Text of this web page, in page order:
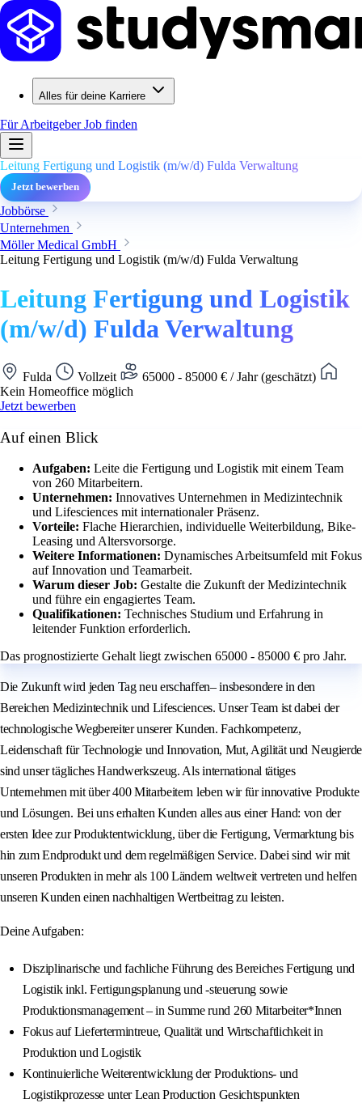
Alles für deine Karriere
Für ArbeitgeberJob finden
Leitung Fertigung und Logistik (m/w/d) Fulda Verwaltung
Jetzt bewerben
Jobbörse
Unternehmen
Möller Medical GmbH
Leitung Fertigung und Logistik (m/w/d) Fulda Verwaltung
Leitung Fertigung und Logistik
(m/w/d) Fulda Verwaltung
Fulda Vollzeit
65000 - 85000 € / Jahr (geschätzt)
Kein Homeoffice möglich
Jetzt bewerben
Auf einen Blick
Aufgaben: Leite die Fertigung und Logistik mit einem Team
von 260 Mitarbeitern.
Unternehmen: Innovatives Unternehmen in Medizintechnik
und Lifesciences mit internationaler Präsenz.
Vorteile: Flache Hierarchien, individuelle Weiterbildung, Bike-
Leasing und Altersvorsorge.
Weitere Informationen: Dynamisches Arbeitsumfeld mit Fokus
auf Innovation und Teamarbeit.
Warum dieser Job: Gestalte die Zukunft der Medizintechnik
und führe ein engagiertes Team.
Qualifikationen: Technisches Studium und Erfahrung in
leitender Funktion erforderlich.
Das prognostizierte Gehalt liegt zwischen 65000 - 85000 € pro Jahr.
Die Zukunft wird jeden Tag neu erschaffen– insbesondere in den
Bereichen Medizintechnik und Lifesciences. Unser Team ist dabei der
technologische Wegbereiter unserer Kunden. Fachkompetenz,
Leidenschaft für Technologie und Innovation, Mut, Agilität und Neugierde
sind unser tägliches Handwerkszeug. Als international tätiges
Unternehmen mit über 400 Mitarbeitern leben wir für innovative Produkte
und Lösungen. Bei uns erhalten Kunden alles aus einer Hand: von der
ersten Idee zur Produktentwicklung, über die Fertigung, Vermarktung bis
hin zum Endprodukt und dem regelmäßigen Service. Dabei sind wir mit
unseren Produkten in mehr als 100 Ländern weltweit vertreten und helfen
unseren Kunden einen nachhaltigen Wertbeitrag zu leisten.
Deine Aufgaben:
Disziplinarische und fachliche Führung des Bereiches Fertigung und
Logistik inkl. Fertigungsplanung und -steuerung sowie
Produktionsmanagement – in Summe rund 260 Mitarbeiter*Innen
Fokus auf Liefertermintreue, Qualität und Wirtschaftlichkeit in
Produktion und Logistik
Kontinuierliche Weiterentwicklung der Produktions- und
Logistikprozesse unter Lean Production Gesichtspunkten